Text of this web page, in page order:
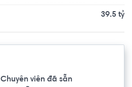
39.5 tỷ
Chuyên viên đã sẵn